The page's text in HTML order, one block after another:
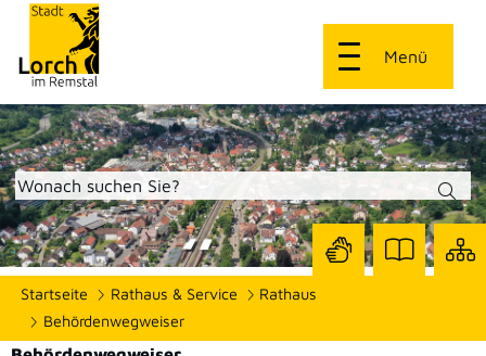
Menü
Startseite Rathaus & Service
Rathaus
Behördenwegweiser
Seite